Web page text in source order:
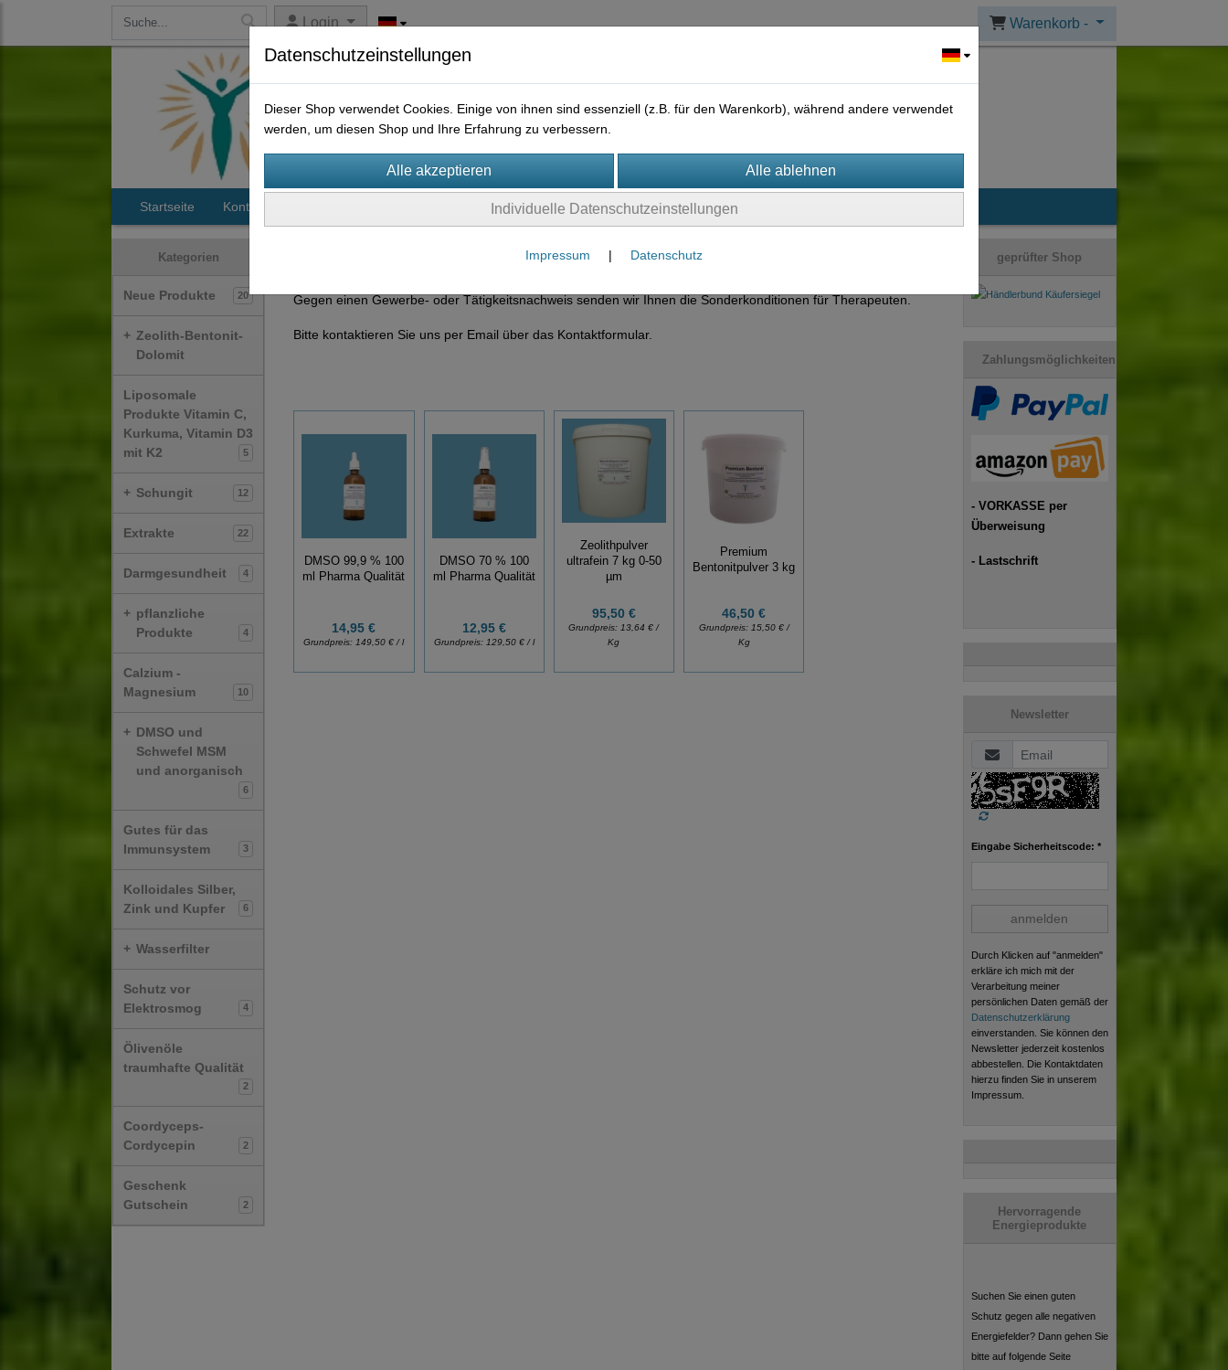
Login Warenkorb -
Startseite Kontakt
Kategorien
Neue Produkte 20
+ Zeolith-Bentonit-
Dolomit
Liposomale
Produkte Vitamin C,
Kurkuma, Vitamin D3
mit K2
5
+ Schungit 12
Extrakte 22
Darmgesundheit 4
+ pflanzliche
Produkte
4
Calzium -
Magnesium
10
+ DMSO und
Schwefel MSM
und anorganisch
6
Gutes für das
Immunsystem
3
Kolloidales Silber,
Zink und Kupfer
6
+ Wasserfilter
Schutz vor
Elektrosmog
4
Ölivenöle
traumhafte Qualität
2
Coordyceps-
Cordycepin
2
Geschenk
Gutschein
2
Gegen einen Gewerbe- oder Tätigkeitsnachweis senden wir Ihnen die Sonderkonditionen für Therapeuten.
Bitte kontaktieren Sie uns per Email über das Kontaktformular.
DMSO 99,9 % 100
ml Pharma Qualität
14,95 €
Grundpreis:149,50 € / l
DMSO 70 % 100
ml Pharma Qualität
12,95 €
Grundpreis: 129,50 € / l
Zeolithpulver
ultrafein 7 kg 0-50
µm
95,50 €
Grundpreis:13,64 € /
Kg
Premium
Bentonitpulver 3 kg
46,50 €
Grundpreis: 15,50 € /
Kg
geprüfter Shop
Zahlungsmöglichkeiten
- VORKASSE per
Überweisung
- Lastschrift
Newsletter
Eingabe Sicherheitscode: *
anmelden
Durch Klicken auf "anmelden"
erkläre ich mich mit der
Verarbeitung meiner
persönlichen Daten gemäß der
Datenschutzerklärung
einverstanden. Sie können den
Newsletter jederzeit kostenlos
abbestellen. Die Kontaktdaten
hierzu finden Sie in unserem
Impressum.
Hervorragende
Energieprodukte
Suchen Sie einen guten
Schutz gegen alle negativen
Energiefelder? Dann gehen Sie
bitte auf folgende Seite
Datenschutzeinstellungen
Dieser Shop verwendet Cookies. Einige von ihnen sind essenziell (z.B. für den Warenkorb), während andere verwendet
werden, um diesen Shop und Ihre Erfahrung zu verbessern.
Individuelle Datenschutzeinstellungen
Impressum | Datenschutz